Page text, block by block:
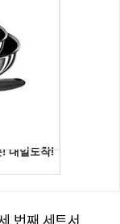
번째 세트서